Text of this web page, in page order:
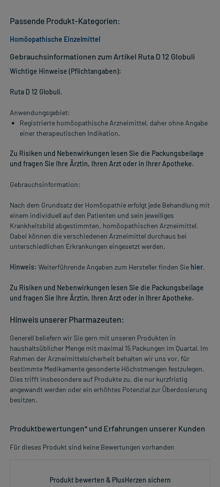
Gebrauchsinformationen zum Artikel Ruta D 12 Globuli
Wichtige Hinweise (Pflichtangaben):
Ruta D 12 Globuli.
Anwendungsgebiet:
Registrierte homöopathische Arzneimittel, daher ohne Angabe
einer therapeutischen Indikation.
Zu Risiken und Nebenwirkungen lesen Sie die Packungsbeilage
und fragen Sie Ihre Ärztin, Ihren Arzt oder in Ihrer Apotheke.
Gebrauchsinformation:
Nach dem Grundsatz der Homöopathie erfolgt jede Behandlung mit
einem individuell auf den Patienten und sein jeweiliges
Krankheitsbild abgestimmten, homöopathischen Arzneimittel.
Dabei können die verschiedenen Arzneimittel durchaus bei
unterschiedlichen Erkrankungen eingesetzt werden.
Hinweis: Weiterführende Angaben zum Hersteller finden Sie hier.
Zu Risiken und Nebenwirkungen lesen Sie die Packungsbeilage
und fragen Sie Ihre Ärztin, Ihren Arzt oder in Ihrer Apotheke.
Hinweis unserer Pharmazeuten:
Generell beliefern wir Sie gern mit unseren Produkten in
haushaltsüblicher Menge mit maximal 15 Packungen im Quartal. Im
Rahmen der Arzneimittelsicherheit behalten wir uns vor, für
bestimmte Medikamente gesonderte Höchstmengen festzulegen.
Dies trifft insbesondere auf Produkte zu, die nur kurzfristig
angewandt werden oder ein erhöhtes Potenzial zur Überdosierung
besitzen.
Produktbewertungen* und Erfahrungen unserer Kunden
Für dieses Produkt sind keine Bewertungen vorhanden
Produkt bewerten & PlusHerzen sichern
Passende Produkt-Kategorien:
Homöopathische Einzelmittel